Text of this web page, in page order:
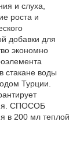
и слуха,
роста и
добавки для
экономно
стакане воды
Турции.
СПОСОБ
в 200 мл теплой